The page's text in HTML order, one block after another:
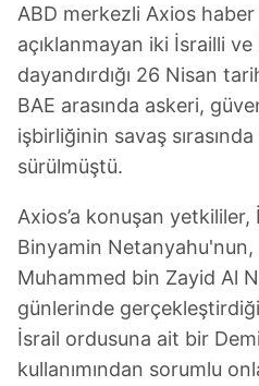
ABD merkezli Axios
açıklanmayan iki İsrailli
dayandırdığı 26 Nisan
BAE arasında askeri,
işbirliğinin savaş
sürülmüştü.
Axios’a konuşan yetkililer,
Binyamin Netanyahu'nun,
Muhammed bin Zayid Al
günlerinde
İsrail ordusuna ait bir
kullanımından sorumlu